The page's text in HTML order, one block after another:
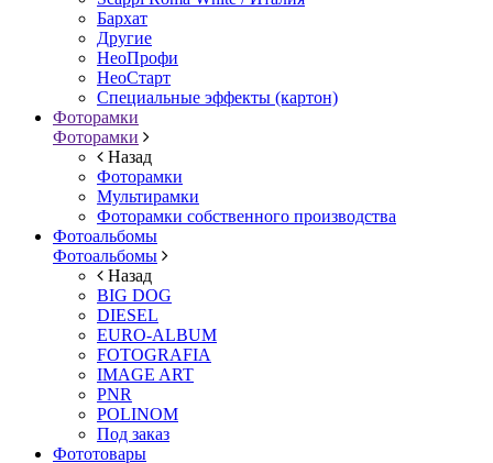
Бархат
Другие
НеоПрофи
НеоСтарт
Специальные эффекты (картон)
Фоторамки
Фоторамки
Назад
Фоторамки
Мультирамки
Фоторамки собственного производства
Фотоальбомы
Фотоальбомы
Назад
BIG DOG
DIESEL
EURO-ALBUM
FOTOGRAFIA
IMAGE ART
PNR
POLINOM
Под заказ
Фототовары